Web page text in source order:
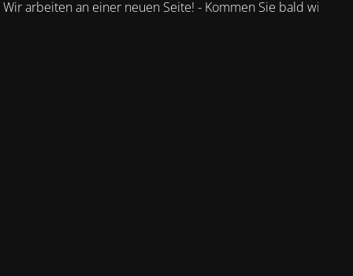
Wir arbeiten an einer neuen Seite! - Kommen Sie bald wieder.